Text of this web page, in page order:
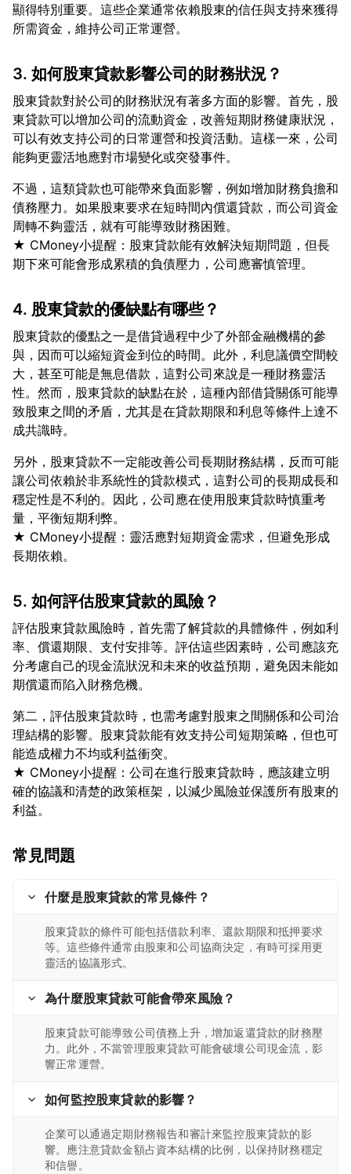
顯得特別重要。這些企業通常依賴股東的信任與支持來獲得
3. 如何股東貸款影響公司的財務狀況？
股東貸款對於公司的財務狀況有著多方面的影響。首先，股
東貸款可以增加公司的流動資金，改善短期財務健康狀況，
可以有效支持公司的日常運營和投資活動。這樣一來，公司
不過，這類貸款也可能帶來負面影響，例如增加財務負擔和
債務壓力。如果股東要求在短時間內償還貸款，而公司資金
周轉不夠靈活，就有可能導致財務困難。
★ CMoney小提醒：股東貸款能有效解決短期問題，但長
4. 股東貸款的優缺點有哪些？
股東貸款的優點之一是借貸過程中少了外部金融機構的參
與，因而可以縮短資金到位的時間。此外，利息議價空間較
大，甚至可能是無息借款，這對公司來說是一種財務靈活
性。然而，股東貸款的缺點在於，這種內部借貸關係可能導
致股東之間的矛盾，尤其是在貸款期限和利息等條件上達不
另外，股東貸款不一定能改善公司長期財務結構，反而可能
讓公司依賴於非系統性的貸款模式，這對公司的長期成長和
穩定性是不利的。因此，公司應在使用股東貸款時慎重考
量，平衡短期利弊。
★ CMoney小提醒：靈活應對短期資金需求，但避免形成
5. 如何評估股東貸款的風險？
評估股東貸款風險時，首先需了解貸款的具體條件，例如利
率、償還期限、支付安排等。評估這些因素時，公司應該充
分考慮自己的現金流狀況和未來的收益預期，避免因未能如
第二，評估股東貸款時，也需考慮對股東之間關係和公司治
理結構的影響。股東貸款能有效支持公司短期策略，但也可
能造成權力不均或利益衝突。
★ CMoney小提醒：公司在進行股東貸款時，應該建立明
確的協議和清楚的政策框架，以減少風險並保護所有股東的
常見問題
什麼是股東貸款的常見條件？
股東貸款的條件可能包括借款利率、還款期限和抵押要求
等。這些條件通常由股東和公司協商決定，有時可採用更
靈活的協議形式。
為什麼股東貸款可能會帶來風險？
股東貸款可能導致公司債務上升，增加返還貸款的財務壓
力。此外，不當管理股東貸款可能會破壞公司現金流，影
響正常運營。
如何監控股東貸款的影響？
企業可以通過定期財務報告和審計來監控股東貸款的影
響。應注意貸款金額占資本結構的比例，以保持財務穩定
和信譽。